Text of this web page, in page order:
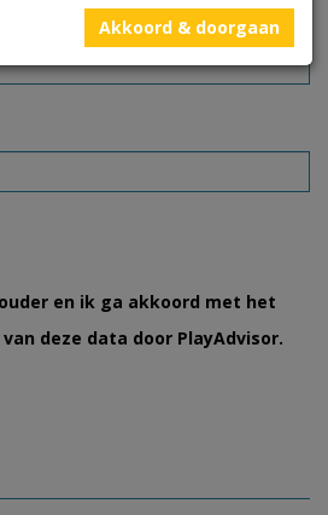
en ik ga akkoord met het
deze data door PlayAdvisor.
Akkoord & doorgaan